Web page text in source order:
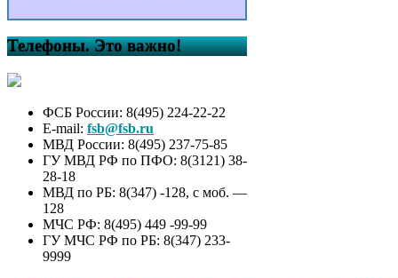
Телефоны. Это важно!
ФСБ России: 8(495) 224-22-22
E-mail: fsb@fsb.ru
МВД России: 8(495) 237-75-85
ГУ МВД РФ по ПФО: 8(3121) 38-
28-18
МВД по РБ: 8(347) -128, с моб. —
128
МЧС РФ: 8(495) 449 -99-99
ГУ МЧС РФ по РБ: 8(347) 233-
9999